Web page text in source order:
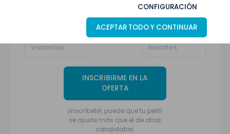
CONFIGURACIÓN
ACEPTAR TODO Y CONTINUAR
Azafatas/os
Vacantes
131
Inscritos
INSCRIBIRME EN LA
OFERTA
¡Inscríbete!, puede que tu perfil
se ajuste más que el de otros
candidatos.